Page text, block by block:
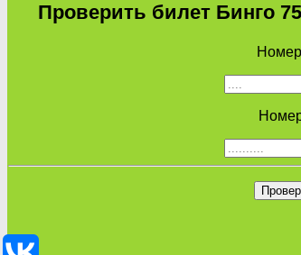
Проверить билет Бинго